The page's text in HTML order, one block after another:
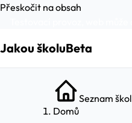
Přeskočit na obsah
Jakou školuBeta
Domů
Seznam škol